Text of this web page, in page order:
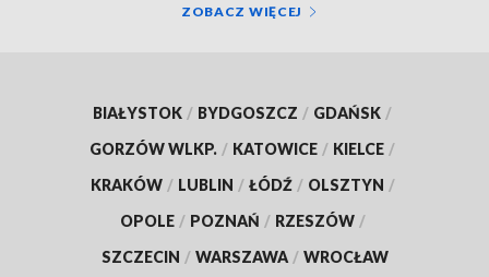
ZOBACZ WIĘCEJ
BIAŁYSTOK / BYDGOSZCZ / GDAŃSK /
GORZÓW WLKP. / KATOWICE / KIELCE /
KRAKÓW / LUBLIN / ŁÓDŹ / OLSZTYN /
OPOLE / POZNAŃ / RZESZÓW /
SZCZECIN / WARSZAWA / WROCŁAW